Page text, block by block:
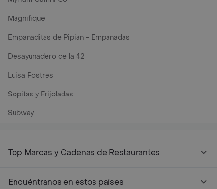
Magnifique
Empanaditas de Pipian - Empanadas
Desayunadero de la 42
Luisa Postres
Sopitas y Frijoladas
Subway
Top Marcas y Cadenas de Restaurantes
Encuéntranos en estos países